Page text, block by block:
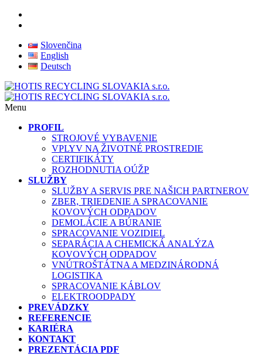
Slovenčina
English
Deutsch
Menu
PROFIL
STROJOVÉ VYBAVENIE
VPLYV NA ŽIVOTNÉ PROSTREDIE
CERTIFIKÁTY
ROZHODNUTIA OÚŽP
SLUŽBY
SLUŽBY A SERVIS PRE NAŠICH PARTNEROV
ZBER, TRIEDENIE A SPRACOVANIE
KOVOVÝCH ODPADOV
DEMOLÁCIE A BÚRANIE
SPRACOVANIE VOZIDIEL
SEPARÁCIA A CHEMICKÁ ANALÝZA
KOVOVÝCH ODPADOV
VNÚTROŠTÁTNA A MEDZINÁRODNÁ
LOGISTIKA
SPRACOVANIE KÁBLOV
ELEKTROODPADY
PREVÁDZKY
REFERENCIE
KARIÉRA
KONTAKT
PREZENTÁCIA PDF